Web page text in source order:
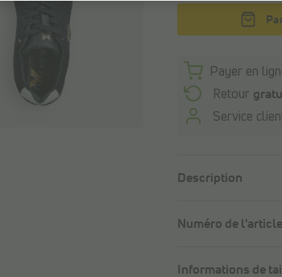
Payer en
Retour
Service
Description
Numéro de l'article
Informations de